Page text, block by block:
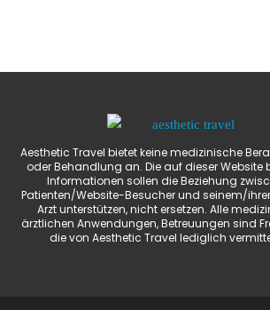
Aesthetic Travel bietet keine medizinische
oder Behandlung an. Die auf dieser Website
Informationen sollen die Beziehung
Patienten/Website-Besucher und seinem/
Arzt unterstützen, nicht ersetzen. Alle
ärztlichen Anwendungen, Betreuungen sind
die von Aesthetic Travel lediglich